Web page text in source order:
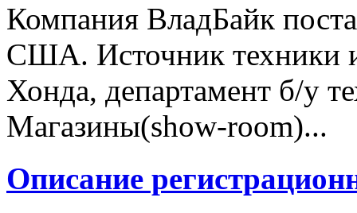
Компания ВладБайк
США. Источник техники
Хонда, департамент б/у
Магазины(show-room)...
Описание